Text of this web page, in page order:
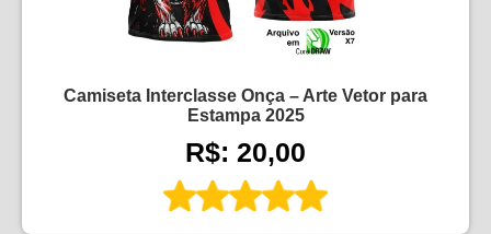
Camiseta Interclasse Onça – Arte Vetor para
Estampa 2025
R$: 20,00